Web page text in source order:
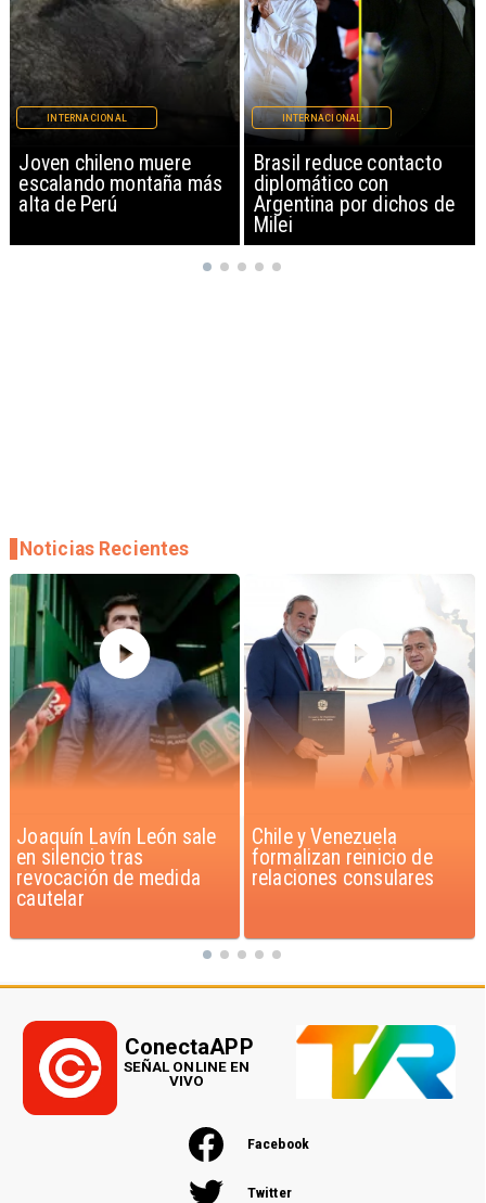
Brasil reduce contacto
diplomático con
Argentina por dichos de
INTERNACIONAL
China restringe
exportación de drones a
EEUU y sanciona
empresas
INTERNACIONAL
Chile y Venezuela
formalizan reinicio de
relaciones consulares
Feriantes rechazan
dichos de Camila Flores
sobre Fabiola Campillai
Noticias Recientes
Facebook
Twitter
ConectaAPP
SEÑAL ONLINE EN
VIVO